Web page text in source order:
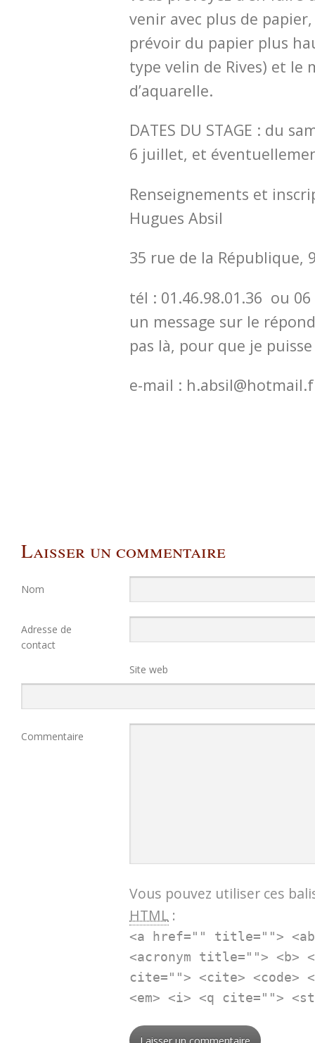
venir avec plus de
prévoir du papier plus
type velin de Rives) et le
d’aquarelle.
DATES DU STAGE : du
6 juillet, et
Renseignements et
Hugues Absil
35 rue de la République,
tél : 01.46.98.01.36 ou 06
un message sur le
pas là, pour que je
e-mail :
Laisser un commentaire
Nom
Adresse de
contact
Site web
Commentaire
Vous pouvez utiliser ces
HTML :
<a href="" title="">
<acronym title=""> <b>
cite=""> <cite> <code>
<em> <i> <q cite="">